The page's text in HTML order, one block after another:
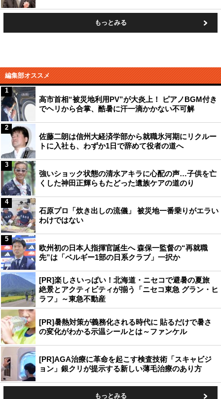
もっとみる
編集部オススメ
高市首相“被災地利用PV”が大炎上！ ピアノBGM付き
でヘリから合掌、酷暑に汗一滴かかない不可解
1
佐藤二朗は信州大経済学部から就職氷河期にリクルー
トに入社も、わずか1日で辞めて役者の道へ
2
強いショック状態の清水アキラに心配の声…子供を亡
くした神田正輝らもたどった遺族ケアの道のり
3
石原プロ「炊き出しの流儀」 被災地一番乗りがエラい
わけではない
4
欧州初の日本人指揮官誕生へ 森保一監督の“再就職
先”は「ベルギー1部の日系クラブ」一択か
5
[PR]楽しさいっぱい！北海道・ニセコで避暑の夏旅
絶景とアクティビティが揃う「ニセコ東急 グラン・ヒ
ラフ」～東急不動産
[PR]暑熱対策が義務化される時代に 貼るだけで暑さ
の変化がわかる示温シールとは～ファンケル
[PR]AGA治療に革命を起こす検査技術「スキャビジ
ョン」銀クリが提示する新しい薄毛治療のあり方
もっとみる